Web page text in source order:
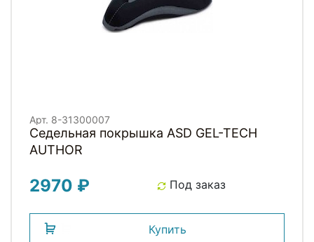
Арт. 8-31300007
Седельная покрышка ASD GEL-TECH
AUTHOR
2970 ₽ Под заказ
Купить